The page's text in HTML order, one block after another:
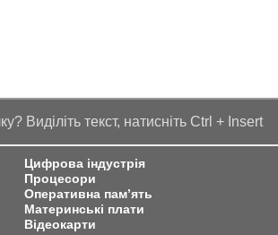
Виділіть текст, натисніть Ctrl + Insert
Цифрова індустрія
Процесори
Оперативна пам’ять
Материнські плати
Відеокарти